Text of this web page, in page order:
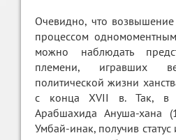
Очевидно, что
процессом
можно наблюдать
племени, игравших
политической жизни
с конца XVII в. Так, в
Арабшахида Ануша-хана
Умбай-инак, получив